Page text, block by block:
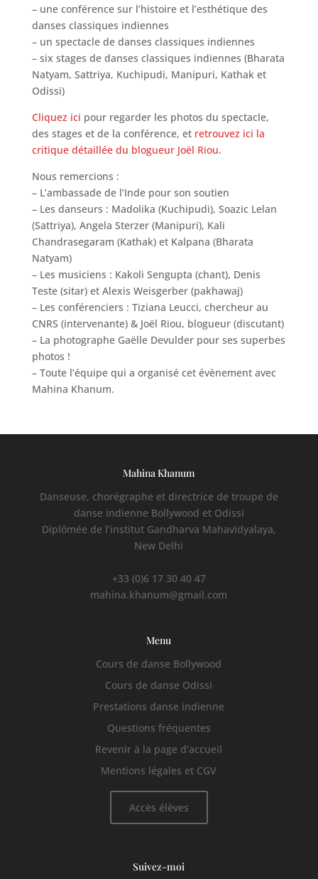
– une conférence sur l’histoire et l’esthétique des
danses classiques indiennes
– un spectacle de danses classiques indiennes
– six stages de danses classiques indiennes (Bharata
Natyam, Sattriya, Kuchipudi, Manipuri, Kathak et
Odissi)
Cliquez ici pour regarder les photos du spectacle,
des stages et de la conférence, et retrouvez ici la
critique détaillée du blogueur Joël Riou.
Nous remercions :
– L’ambassade de l’Inde pour son soutien
– Les danseurs : Madolika (Kuchipudi), Soazic Lelan
(Sattriya), Angela Sterzer (Manipuri), Kali
Chandrasegaram (Kathak) et Kalpana (Bharata
Natyam)
– Les musiciens : Kakoli Sengupta (chant), Denis
Teste (sitar) et Alexis Weisgerber (pakhawaj)
– Les conférenciers : Tiziana Leucci, chercheur au
CNRS (intervenante) & Joël Riou, blogueur (discutant)
– La photographe Gaëlle Devulder pour ses superbes
photos !
– Toute l’équipe qui a organisé cet évènement avec
Mahina Khanum.
Mahina Khanum
Danseuse, chorégraphe et directrice de troupe de
danse indienne Bollywood et Odissi
Diplômée de l’institut Gandharva Mahavidyalaya,
New Delhi
+33 (0)6 17 30 40 47
mahina.khanum@gmail.com
Menu
Cours de danse Bollywood
Cours de danse Odissi
Prestations danse indienne
Questions fréquentes
Revenir à la page d’accueil
Mentions légales et CGV
Accès élèves
Suivez-moi